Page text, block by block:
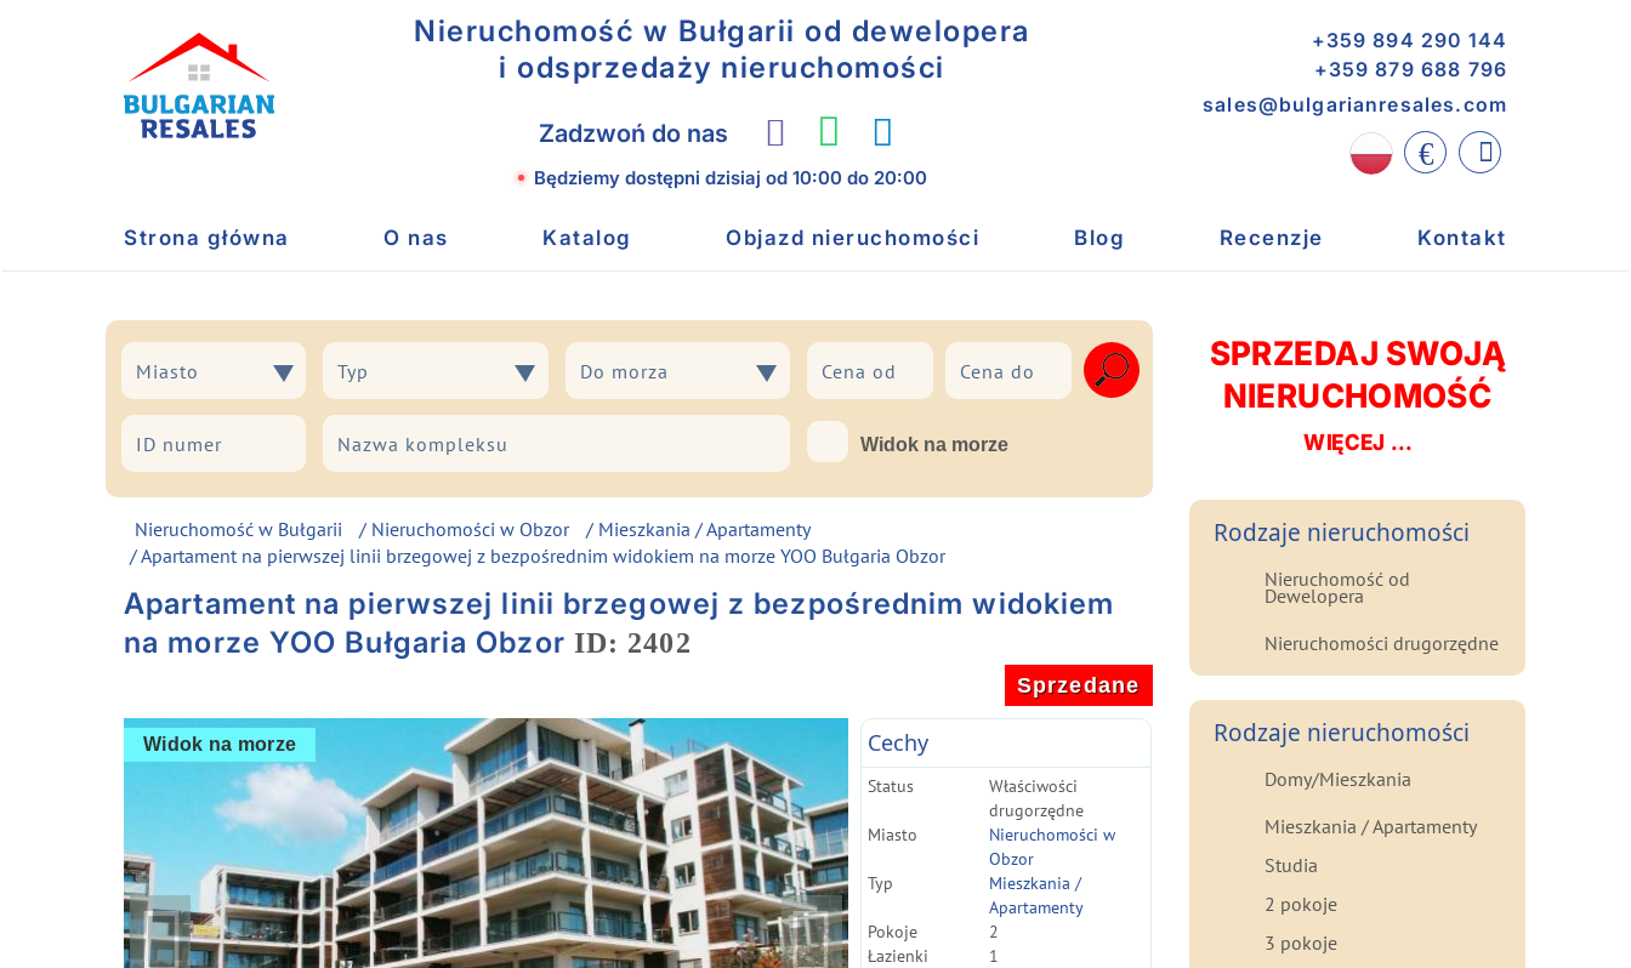
Nieruchomość w Bułgarii od dewelopera
i odsprzedaży nieruchomości
Zadzwoń do nas
Będziemy dostępni dzisiaj od 10:00 do 20:00
+359 894 290 144
+359 879 688 796
sales@bulgarianresales.com
€
Strona główna O nas Katalog Objazd nieruchomości Blog Recenzje Kontakt
Miasto
Miasto
Typ
Typ
Do morza
Do morza
Widok na morze
Nieruchomość w Bułgarii / Nieruchomości w Obzor / Mieszkania / Apartamenty
/ Apartament na pierwszej linii brzegowej z bezpośrednim widokiem na morze YOO Bułgaria Obzor
Apartament na pierwszej linii brzegowej z bezpośrednim widokiem
na morze YOO Bułgaria Obzor ID: 2402
Sprzedane
Widok na morze Cechy
Status
Właściwości
drugorzędne
Miasto
Nieruchomości w
Obzor
Typ
Mieszkania /
Apartamenty
Pokoje
2
Łazienki
1
SPRZEDAJ SWOJĄ
NIERUCHOMOŚĆ
WIĘCEJ ...
Rodzaje nieruchomości
Nieruchomość od
Dewelopera
Nieruchomości drugorzędne
Rodzaje nieruchomości
Domy/Mieszkania
Mieszkania / Apartamenty
Studia
2 pokoje
3 pokoje